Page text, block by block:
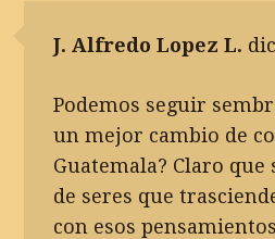
J. Alfredo Lopez L.
Podemos seguir
un mejor cambio de
Guatemala? Claro
de seres que
con esos